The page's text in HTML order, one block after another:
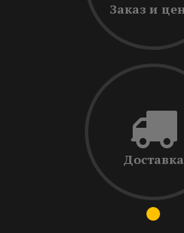
Заказ и
Доставка